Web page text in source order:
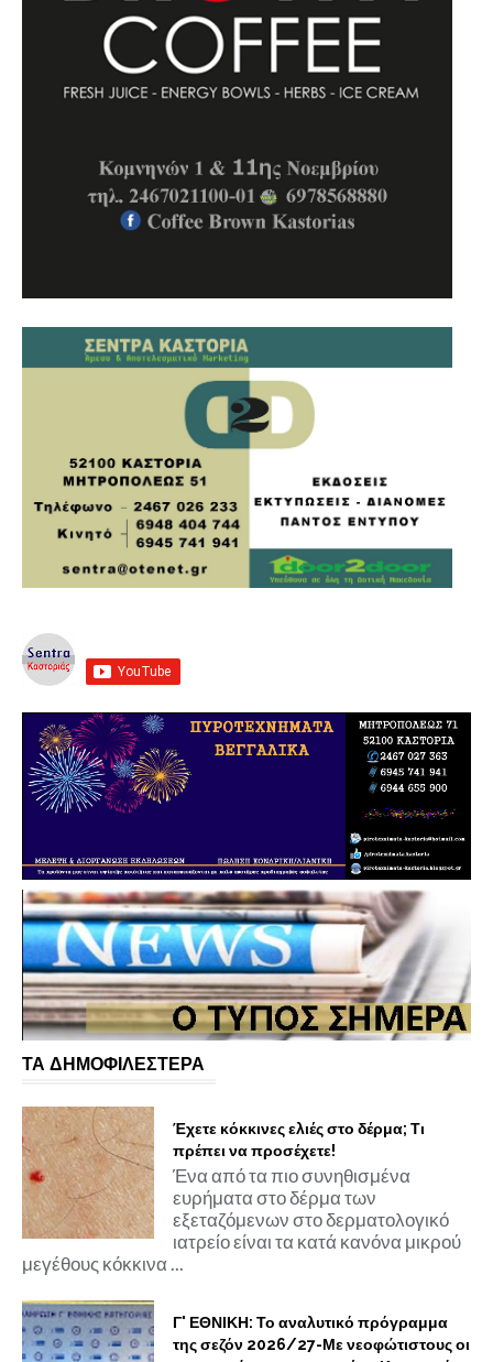
ΤΑ ΔΗΜΟΦΙΛΕΣΤΕΡΑ
Έχετε κόκκινες ελιές στο δέρμα; Τι
πρέπει να προσέχετε!
Ένα από τα πιο συνηθισμένα
ευρήματα στο δέρμα των
εξεταζόμενων στο δερματολογικό
ιατρείο είναι τα κατά κανόνα μικρού
μεγέθους κόκκινα ...
Γ' ΕΘΝΙΚΗ: Το αναλυτικό πρόγραμμα
της σεζόν 2026/27-Με νεοφώτιστους οι